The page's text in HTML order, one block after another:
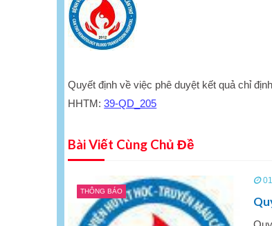
Quyết định về việc phê duyệt kết quả chỉ
HHTM:39-QD_205
Bài Viết Cùng Chủ Đề
THÔNG BÁO